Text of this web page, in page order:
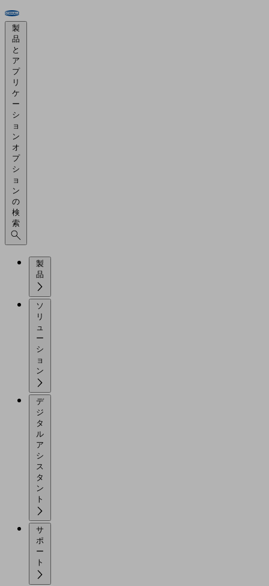
製
品
と
ア
プ
リ
ケ
ー
シ
ョ
ン
オ
プ
シ
ョ
ン
の
検
索
製
ソ
リ
ュ
ー
シ
ョ
デ
ジ
タ
ル
ア
シ
ス
タ
ン
サ
ポ
ー